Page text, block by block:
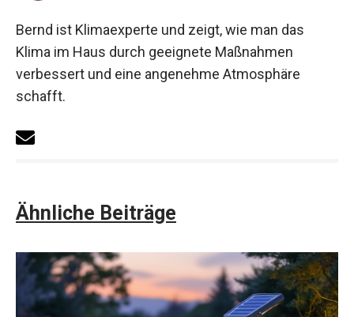
Bernd ist Klimaexperte und zeigt, wie man das
Klima im Haus durch geeignete Maßnahmen
verbessert und eine angenehme Atmosphäre
schafft.
Ähnliche Beiträge